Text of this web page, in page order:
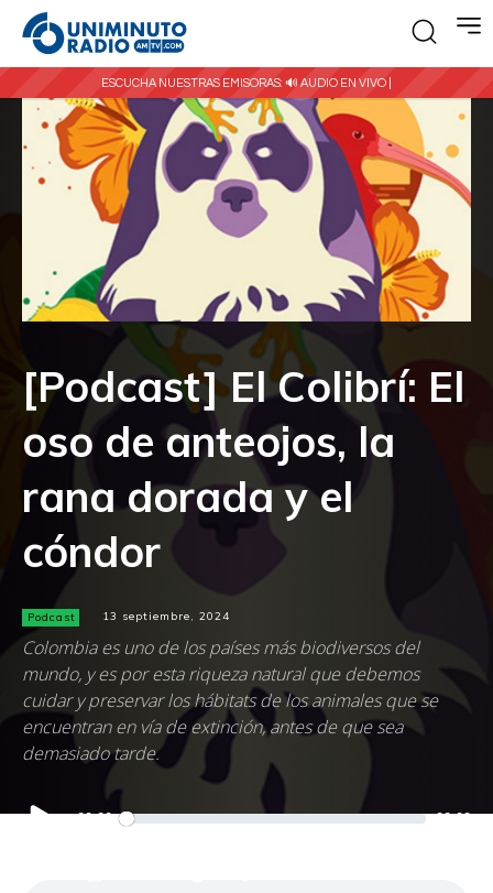
ESCUCHA NUESTRAS EMISORAS: 🔊 AUDIO EN VIVO |
[Podcast] El Colibrí: El
oso de anteojos, la
rana dorada y el
cóndor
Podcast 13 septiembre, 2024
Colombia es uno de los países más biodiversos del
mundo, y es por esta riqueza natural que debemos
cuidar y preservar los hábitats de los animales que se
encuentran en vía de extinción, antes de que sea
demasiado tarde.
Reproductor
00:00 00:00